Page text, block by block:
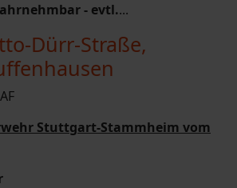
- evtl....
Dürr-Straße,
AF
Stuttgart-Stammheim vom